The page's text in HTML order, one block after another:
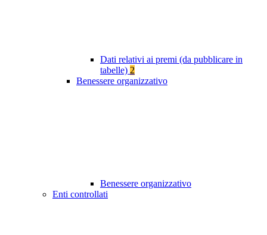
Dati relativi ai premi (da pubblicare in
tabelle) 2
Benessere organizzativo
Benessere organizzativo
Enti controllati